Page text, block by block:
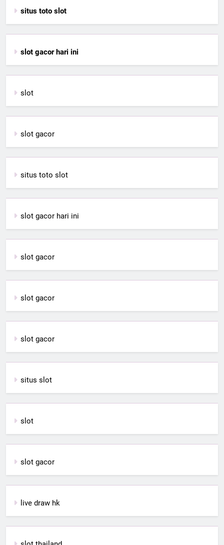
situs toto slot
slot gacor hari ini
slot
slot gacor
situs toto slot
slot gacor hari ini
slot gacor
slot gacor
slot gacor
situs slot
slot
slot gacor
live draw hk